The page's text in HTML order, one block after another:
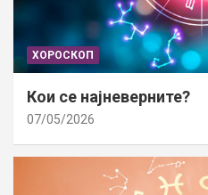
ХОРОСКОП
Кои се најневерните?
07/05/2026